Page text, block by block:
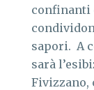
confinanti
sapori. A
sarà
Fivizzano,